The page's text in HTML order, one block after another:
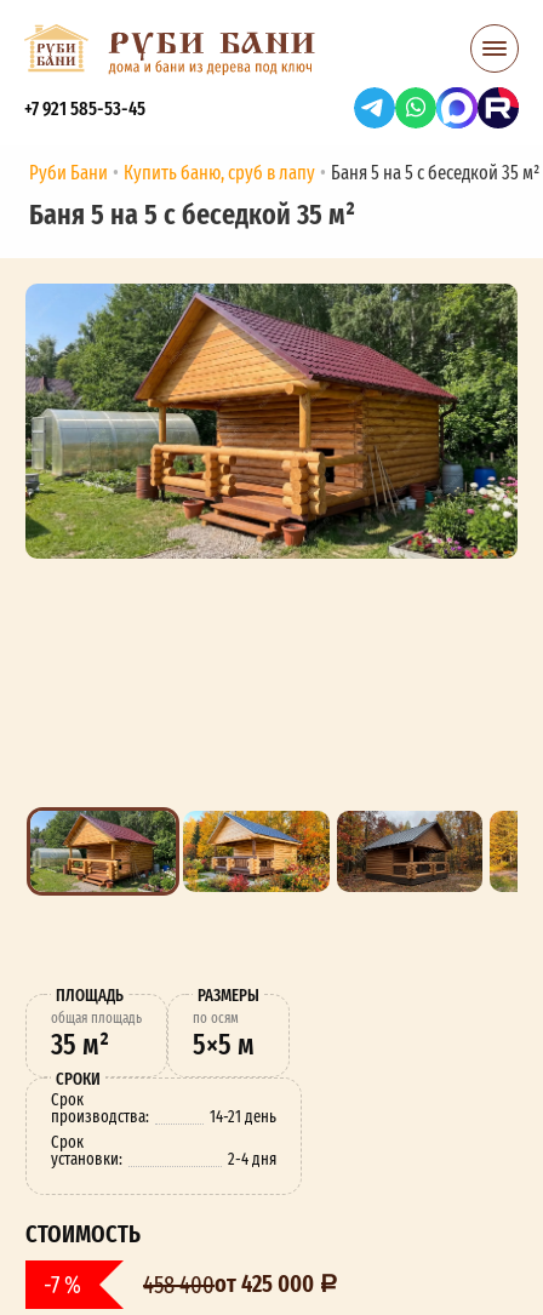
+7 921 585-53-45
Руби Бани Купить баню, сруб в лапу Баня 5 на 5 с беседкой 35 м²
Баня 5 на 5 с беседкой 35 м²
ПЛОЩАДЬ
oбщая площадь
35 м²
РАЗМЕРЫ
по осям
5×5 м
СРОКИ
Срок
производства:
14-21 день
Срок
установки: 2-4 дня
СТОИМОСТЬ
-7 % 458 400от 425 000